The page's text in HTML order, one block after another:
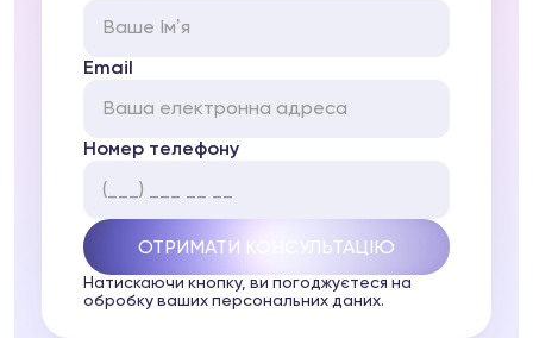
Email
Номер телефону
Натискаючи кнопку, ви погоджуєтеся на
обробку ваших персональних даних.